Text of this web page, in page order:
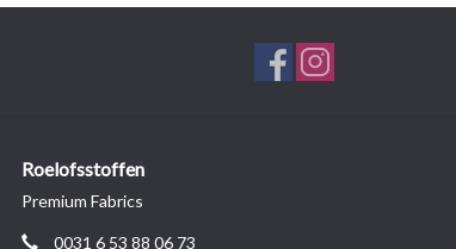
Roelofsstoffen
Premium Fabrics
0031 6 53 88 06 73